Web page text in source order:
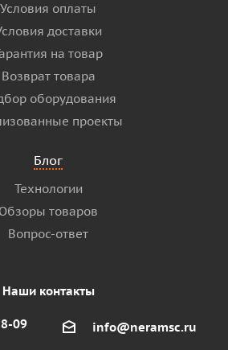
Условия оплаты
доставки
на товар
Возврат товара
оборудования
проекты
Блог
Технологии
Обзоры товаров
Вопрос-ответ
Наши контакты
09 info@neramsc.ru